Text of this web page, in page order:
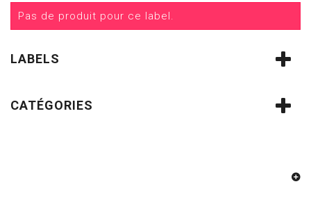
Pas de produit pour ce label.
LABELS
CATÉGORIES